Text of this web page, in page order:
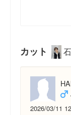
カット
2026/03/11